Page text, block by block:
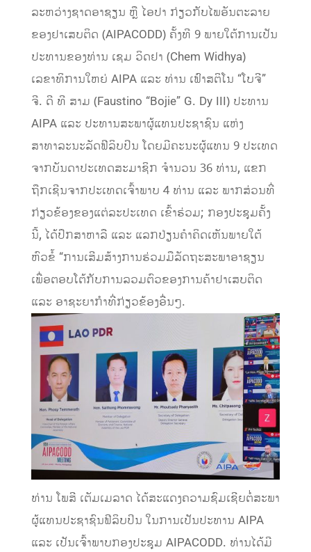
ລະຫວ່າງຊາດອາຊຽນ ຫຼື ໄອປາ ກ່ຽວກັບໄພອັນຕະລາຍ
ຂອງຢາເສບຕິດ (AIPACODD) ຄັ້ງທີ 9 ພາຍໃຕ້ການເປັນ
ປະທານຂອງທ່ານ ເຊມ ວິດຢາ (Chem Widhya)
ເລຂາທິການໃຫຍ່ AIPA ແລະ ທ່ານ ເຟົາສຕິໂນ “ໂບຈີ”
ຈີ. ດີ ທີ ສາມ (Faustino “Bojie” G. Dy III) ປະທານ
AIPA ແລະ ປະທານສະພາຜູ້ແທນປະຊາຊົນ ແຫ່ງ
ສາທາລະນະລັດຟີລິບປິນ ໂດຍມີຄະນະຜູ້ແທນ 9 ປະເທດ
ຈາກບັນດາປະເທດສະມາຊິກ ຈຳນວນ 36 ທ່ານ, ແຂກ
ຖືກເຊີນຈາກປະເທດເຈົ້າພາບ 4 ທ່ານ ແລະ ພາກສ່ວນທີ່
ກ່ຽວຂ້ອງຂອງແຕ່ລະປະເທດ ເຂົ້າຮ່ວມ; ກອງປະຊຸມຄັ້ງ
ນີ້, ໄດ້ປຶກສາຫາລື ແລະ ແລກປ່ຽນຄໍາຄິດເຫັນພາຍໃຕ້
ຫົວຂໍ້ “ການເສີມສ້າງການຮ່ວມມືລັດຖະສະພາອາຊຽນ
ເພື່ອຕອບໂຕ້ກັບການລວມຕົວຂອງການຄ້າຢາເສບຕິດ
ແລະ ອາຊະຍາກໍາທີ່ກ່ຽວຂ້ອງອື່ນໆ.
ທ່ານ ໂພສີ ເຕັມເມລາດ ໄດ້ສະແດງຄວາມຊົມເຊີຍຕໍ່ສະພາ
ຜູ້ແທນປະຊາຊົນຟີລິບປິນ ໃນການເປັນປະທານ AIPA
ແລະ ເປັນເຈົ້າພາບກອງປະຊຸມ AIPACODD. ທ່ານໄດ້ມີ